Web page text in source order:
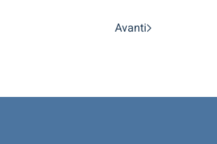
Avanti